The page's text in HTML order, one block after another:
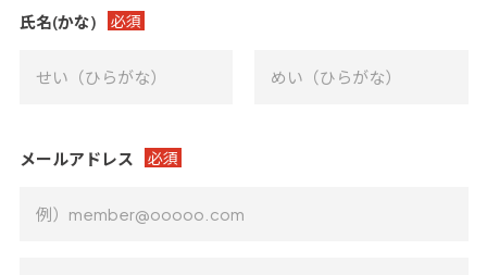
氏名(かな) 必須
メールアドレス 必須